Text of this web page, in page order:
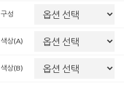
구성
색상(A)
색상(B)